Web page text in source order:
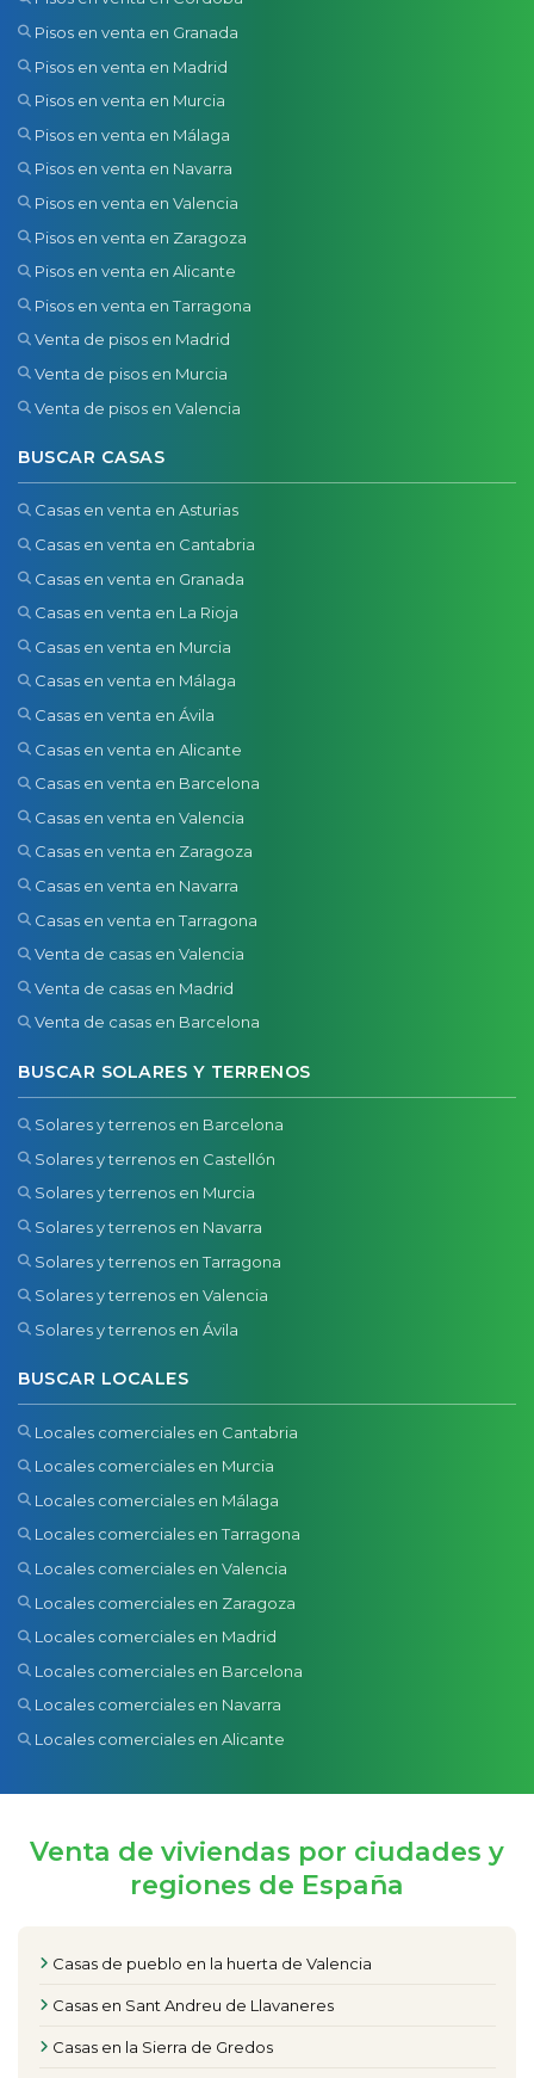
Pisos en venta en Granada
Pisos en venta en Madrid
Pisos en venta en Murcia
Pisos en venta en Málaga
Pisos en venta en Navarra
Pisos en venta en Valencia
Pisos en venta en Zaragoza
Pisos en venta en Alicante
Pisos en venta en Tarragona
Venta de pisos en Madrid
Venta de pisos en Murcia
Venta de pisos en Valencia
BUSCAR CASAS
Casas en venta en Asturias
Casas en venta en Cantabria
Casas en venta en Granada
Casas en venta en La Rioja
Casas en venta en Murcia
Casas en venta en Málaga
Casas en venta en Ávila
Casas en venta en Alicante
Casas en venta en Barcelona
Casas en venta en Valencia
Casas en venta en Zaragoza
Casas en venta en Navarra
Casas en venta en Tarragona
Venta de casas en Valencia
Venta de casas en Madrid
Venta de casas en Barcelona
BUSCAR SOLARES Y TERRENOS
Solares y terrenos en Barcelona
Solares y terrenos en Castellón
Solares y terrenos en Murcia
Solares y terrenos en Navarra
Solares y terrenos en Tarragona
Solares y terrenos en Valencia
Solares y terrenos en Ávila
BUSCAR LOCALES
Locales comerciales en Cantabria
Locales comerciales en Murcia
Locales comerciales en Málaga
Locales comerciales en Tarragona
Locales comerciales en Valencia
Locales comerciales en Zaragoza
Locales comerciales en Madrid
Locales comerciales en Barcelona
Locales comerciales en Navarra
Locales comerciales en Alicante
Venta de viviendas por ciudades y
regiones de España
Casas de pueblo en la huerta de Valencia
Casas en Sant Andreu de Llavaneres
Casas en la Sierra de Gredos